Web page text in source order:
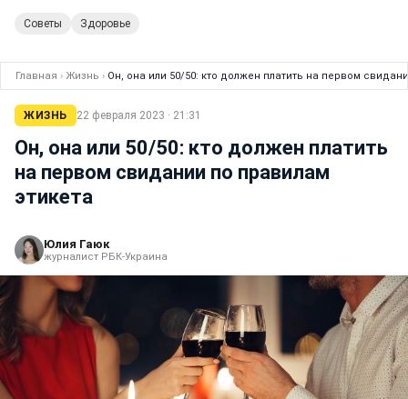
Советы Здоровье
Главная › Жизнь › Он, она или 50/50: кто должен платить на первом
ЖИЗНЬ 22 февраля 2023 · 21:31
Он, она или 50/50: кто должен платить
на первом свидании по правилам
этикета
Юлия Гаюк
журналист РБК-Украина